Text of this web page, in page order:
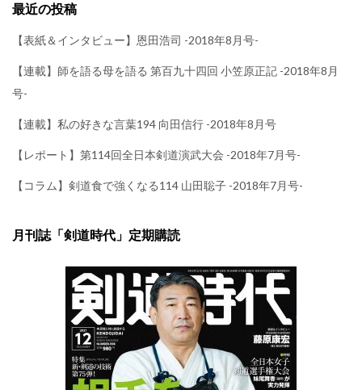
最近の投稿
【表紙＆インタビュー】恩田浩司 -2018年8月号-
【連載】師を語る母を語る 第百九十四回 小笠原正記 -2018年8月
号-
【連載】私の好きな言葉194 向田信行 -2018年8月号
【レポート】第114回全日本剣道演武大会 -2018年7月号-
【コラム】剣道食で強くなる114 山田聡子 -2018年7月号-
月刊誌「剣道時代」定期購読